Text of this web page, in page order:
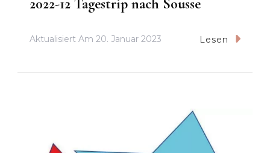
2022-12 Tagestrip nach Sousse
Aktualisiert Am 20. Januar 2023 Lesen